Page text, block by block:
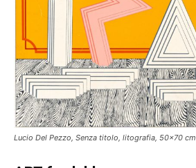
Lucio Del Pezzo, Senza titolo, litografia, 50x70 cm